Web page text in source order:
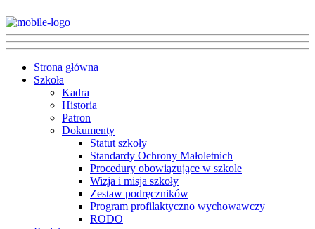
Strona główna
Szkoła
Kadra
Historia
Patron
Dokumenty
Statut szkoły
Standardy Ochrony Małoletnich
Procedury obowiązujące w szkole
Wizja i misja szkoły
Zestaw podręczników
Program profilaktyczno wychowawczy
RODO